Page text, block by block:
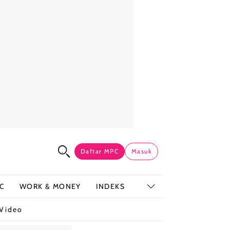
Daftar MPC Masuk
WORK & MONEY INDEKS